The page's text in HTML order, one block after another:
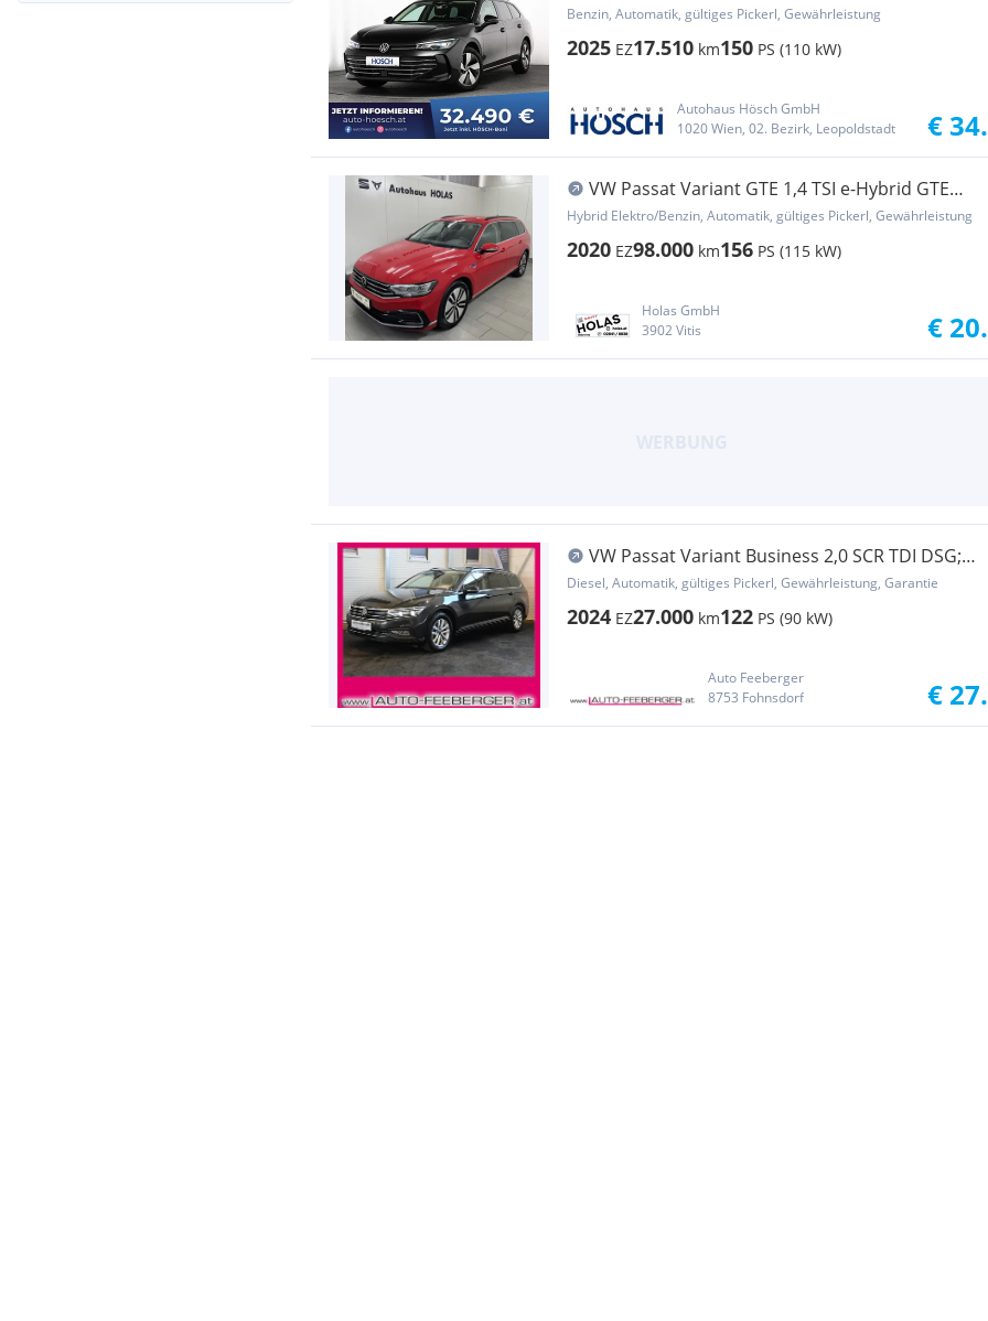
WINT...
Benzin, Automatik, gültiges Pickerl, Gewährleistung
2025 EZ17.510 km150 PS (110 kW)
Autohaus Hösch GmbH
1020 Wien, 02. Bezirk, Leopoldstadt
€
VW Passat Variant GTE 1,4 TSI e-Hybrid GTE
DSG
Hybrid Elektro/Benzin, Automatik, gültiges Pickerl, Gewährleistung
2020 EZ98.000 km156 PS (115 kW)
Holas GmbH
3902 Vitis
€
VW Passat Variant Business 2,0 SCR TDI DSG;
Matrix...
Diesel, Automatik, gültiges Pickerl, Gewährleistung, Garantie
2024 EZ27.000 km122 PS (90 kW)
Auto Feeberger
8753 Fohnsdorf
€